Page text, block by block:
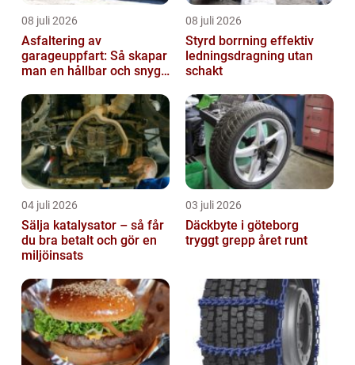
08 juli 2026
Asfaltering av
garageuppfart: Så skapar
man en hållbar och snygg
08 juli 2026
Styrd borrning effektiv
ledningsdragning utan
schakt
04 juli 2026
Sälja katalysator – så får
du bra betalt och gör en
miljöinsats
03 juli 2026
Däckbyte i göteborg
tryggt grepp året runt